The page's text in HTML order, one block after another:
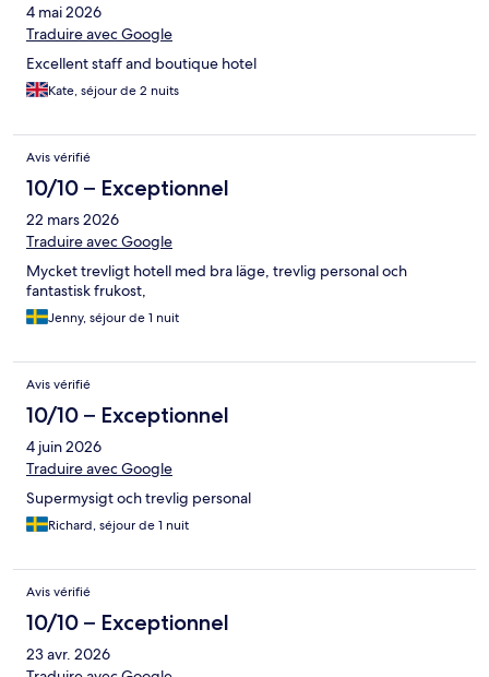
4 mai 2026
Traduire avec Google
Excellent staff and boutique hotel
Kate, séjour de 2 nuits
Avis vérifié
10/10 – Exceptionnel
22 mars 2026
Traduire avec Google
Mycket trevligt hotell med bra läge, trevlig personal och
fantastisk frukost,
Jenny, séjour de 1 nuit
Avis vérifié
10/10 – Exceptionnel
4 juin 2026
Traduire avec Google
Supermysigt och trevlig personal
Richard, séjour de 1 nuit
Avis vérifié
10/10 – Exceptionnel
23 avr. 2026